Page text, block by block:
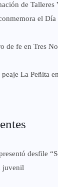
de Talleres
el Día
de fe en Tres
La Peñita
desfile
juvenil